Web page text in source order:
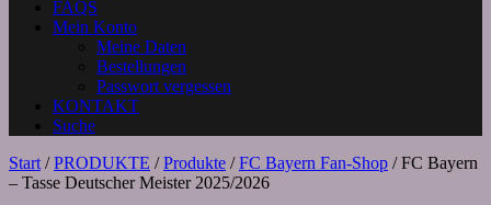
FAQS
Mein Konto
Meine Daten
Bestellungen
Passwort vergessen
KONTAKT
Suche
Start /PRODUKTE /Produkte /FC Bayern Fan-Shop / FC Bayern
– Tasse Deutscher Meister 2025/2026